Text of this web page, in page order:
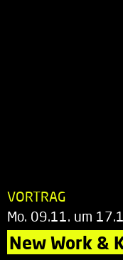
VORTRAG
Mo. 09.11. um
New Work &